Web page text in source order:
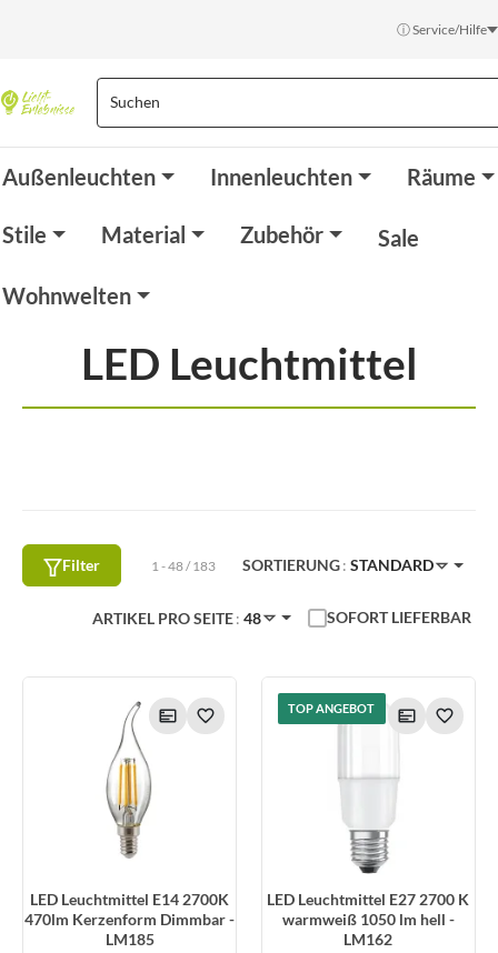
ⓘ Service/Hilfe
Außenleuchten Innenleuchten Räume
Stile Material Zubehör Sale
Wohnwelten
LED Leuchtmittel
Filter 1 - 48 / 183 SORTIERUNG STANDARD
ARTIKEL PRO SEITE 48 SOFORT LIEFERBAR
LED Leuchtmittel E14 2700K
470lm Kerzenform Dimmbar -
LM185
TOP ANGEBOT
LED Leuchtmittel E27 2700 K
warmweiß 1050 lm hell -
LM162